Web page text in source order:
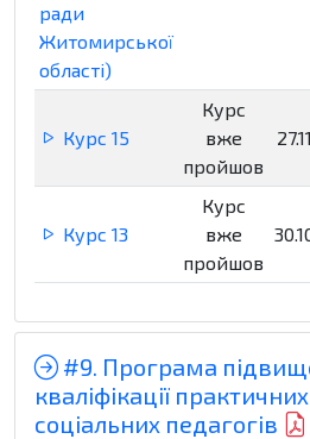
ради
Житомирської
області)
Курс 15
Курс
вже
пройшов
Курс 13
Курс
вже
пройшов
#9. Програма
кваліфікації
соціальних педагогів